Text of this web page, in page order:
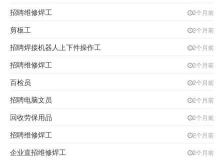
招聘维修焊工 2个月前
剪板工 2个月前
招聘焊接机器人上下件操作工 2个月前
招聘维修焊工 2个月前
百检员 2个月前
招聘电脑文员 2个月前
回收劳保用品 2个月前
招聘维修焊工 2个月前
企业直招维修焊工 2个月前